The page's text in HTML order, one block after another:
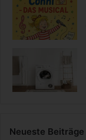
Neueste Beiträge